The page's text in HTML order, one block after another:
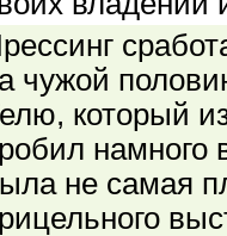
чужой
который
намного
не самая